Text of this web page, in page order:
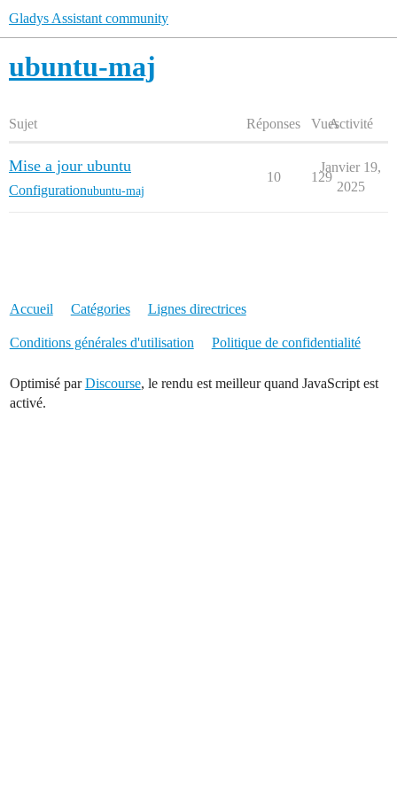
Gladys Assistant community
ubuntu-maj
Sujet Réponses VuesActivité
Mise a jour ubuntu
Configurationubuntu-maj
10 129
Janvier 19,
2025
Accueil Catégories Lignes directrices
Conditions générales d'utilisation Politique de confidentialité
Optimisé parDiscourse, le rendu est meilleur quand JavaScript est
activé.